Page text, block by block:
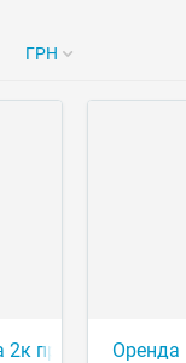
ГРН
проспектОренда